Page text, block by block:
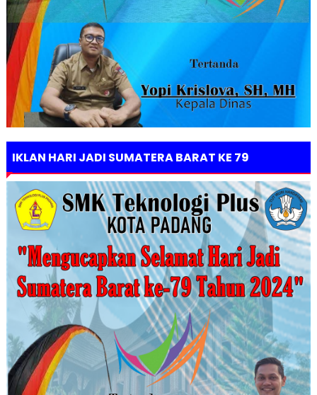
IKLAN HARI JADI SUMATERA BARAT KE 79